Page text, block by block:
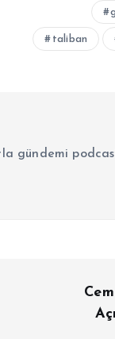
taliban
gündemi